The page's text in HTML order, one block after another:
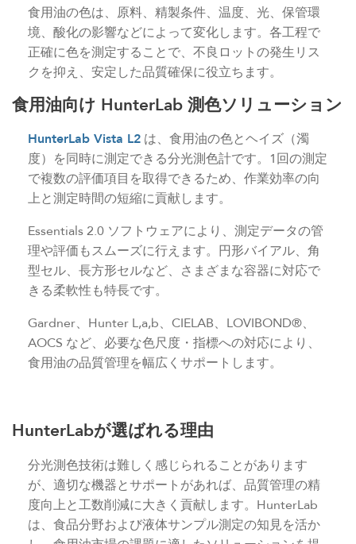
食用油の色は、原料、精製条件、温度、光、保管環
境、酸化の影響などによって変化します。各工程で
正確に色を測定することで、不良ロットの発生リス
クを抑え、安定した品質確保に役立ちます。
食用油向け HunterLab 測色ソリューション
HunterLab Vista L2 は、食用油の色とヘイズ（濁
度）を同時に測定できる分光測色計です。1回の測定
で複数の評価項目を取得できるため、作業効率の向
上と測定時間の短縮に貢献します。
Essentials 2.0 ソフトウェアにより、測定データの管
理や評価もスムーズに行えます。円形バイアル、角
型セル、長方形セルなど、さまざまな容器に対応で
きる柔軟性も特長です。
Gardner、Hunter L,a,b、CIELAB、LOVIBOND®、
AOCS など、必要な色尺度・指標への対応により、
食用油の品質管理を幅広くサポートします。
HunterLabが選ばれる理由
分光測色技術は難しく感じられることがあります
が、適切な機器とサポートがあれば、品質管理の精
度向上と工数削減に大きく貢献します。HunterLab
は、食品分野および液体サンプル測定の知見を活か